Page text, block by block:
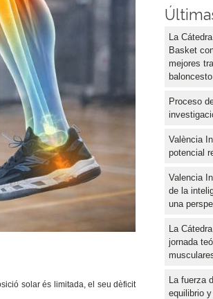
solar és limitada, el seu dèficit
La
Basket
mejores
baloncesto
Proceso
València
potencial
Valencia
de la
una
La
jornada
La fuerza
equilibrio